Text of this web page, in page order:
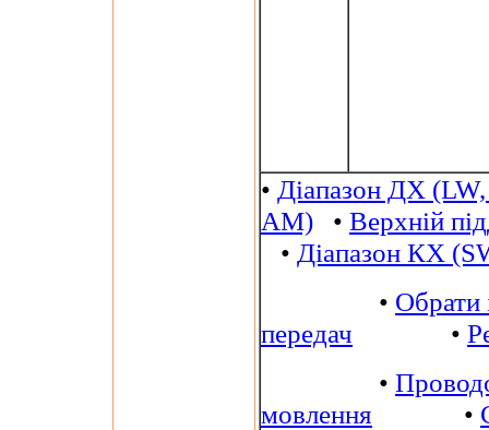
• Діапазон ДХ
AM) • Верхній
• Діапазон КХ
• Обрати
передач •
•
мовлення •